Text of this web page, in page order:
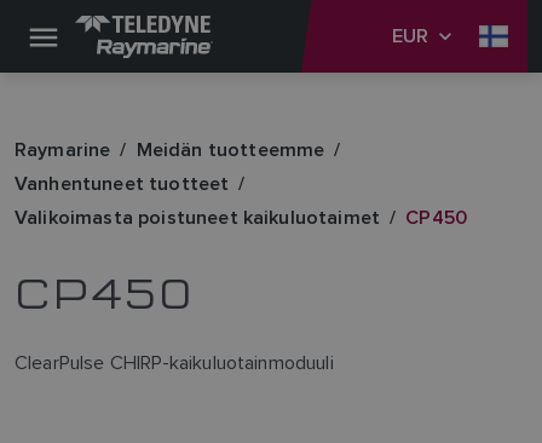
EUR
Raymarine
Meidän tuotteemme
Vanhentuneet tuotteet
Valikoimasta poistuneet kaikuluotaimet
CP450
CP450
ClearPulse CHIRP-kaikuluotainmoduuli